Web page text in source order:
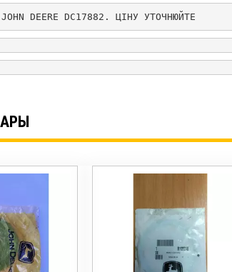
DEERE DC17882. ЦІНУ УТОЧНЮЙТЕ